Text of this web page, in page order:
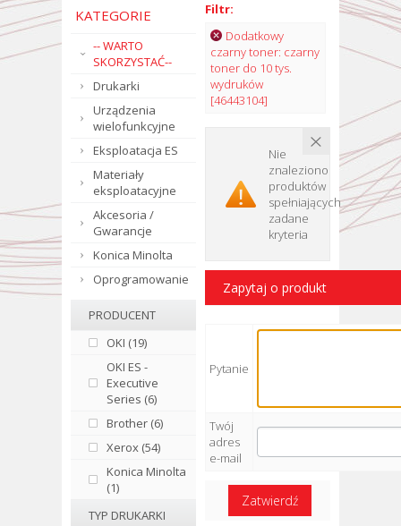
KATEGORIE
-- WARTO
SKORZYSTAĆ--
Drukarki
Urządzenia
wielofunkcyjne
Eksploatacja ES
Materiały
eksploatacyjne
Akcesoria /
Gwarancje
Konica Minolta
Oprogramowanie
PRODUCENT
OKI (19)
OKI ES -
Executive
Series (6)
Brother (6)
Xerox (54)
Konica Minolta
(1)
TYP DRUKARKI
Filtr:
Dodatkowy
czarny toner: czarny
toner do 10 tys.
wydruków
[46443104]
Nie
znaleziono
produktów
spełniających
zadane
kryteria
Zapytaj o produkt
Pytanie
Twój
adres
e-mail
Zatwierdź